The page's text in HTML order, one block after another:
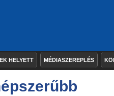
HELYETT MÉDIASZEREPLÉS